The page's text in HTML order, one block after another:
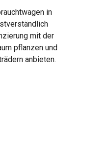
in
mit der
pflanzen und
anbieten.